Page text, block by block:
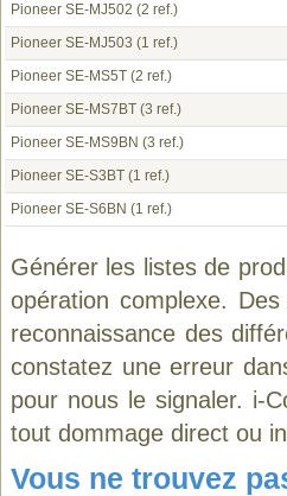
Pioneer SE-MJ502 (2 ref.)
Pioneer SE-MJ503 (1 ref.)
Pioneer SE-MS5T (2 ref.)
Pioneer SE-MS7BT (3 ref.)
Pioneer SE-MS9BN (3 ref.)
Pioneer SE-S3BT (1 ref.)
Pioneer SE-S6BN (1 ref.)
Générer les listes de
opération complexe.
reconnaissance des
constatez une erreur
pour nous le signaler. i-
tout dommage direct ou
Vous ne trouvez